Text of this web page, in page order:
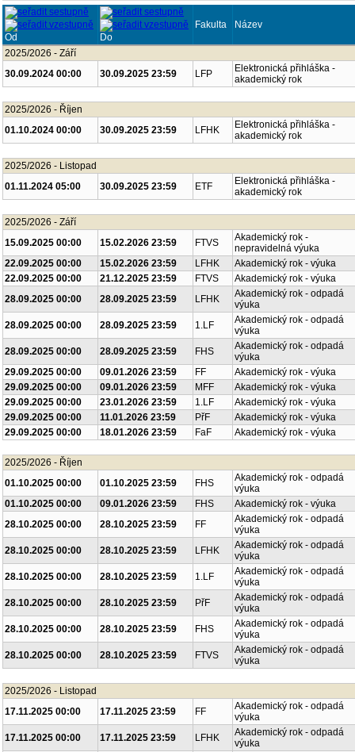
Od Do
Fakulta Název
2025/2026 - Září
30.09.2024 00:00
30.09.2025 23:59 LFP
Elektronická přihláška -
akademický rok
2025/2026 - Říjen
01.10.2024 00:00
30.09.2025 23:59 LFHK
Elektronická přihláška -
akademický rok
2025/2026 - Listopad
01.11.2024 05:00
30.09.2025 23:59 ETF
Elektronická přihláška -
akademický rok
2025/2026 - Září
15.09.2025 00:00
15.02.2026 23:59 FTVS
Akademický rok -
nepravidelná výuka
22.09.2025 00:00
15.02.2026 23:59 LFHK
Akademický rok - výuka
22.09.2025 00:00
21.12.2025 23:59 FTVS
Akademický rok - výuka
28.09.2025 00:00
28.09.2025 23:59 LFHK
Akademický rok - odpadá
výuka
28.09.2025 00:00
28.09.2025 23:59 1.LF
Akademický rok - odpadá
výuka
28.09.2025 00:00
28.09.2025 23:59 FHS
Akademický rok - odpadá
výuka
29.09.2025 00:00
09.01.2026 23:59 FF
Akademický rok - výuka
29.09.2025 00:00
09.01.2026 23:59 MFF
Akademický rok - výuka
29.09.2025 00:00
23.01.2026 23:59 1.LF
Akademický rok - výuka
29.09.2025 00:00
11.01.2026 23:59 PřF
Akademický rok - výuka
29.09.2025 00:00
18.01.2026 23:59 FaF Akademický rok - výuka
2025/2026 - Říjen
01.10.2025 00:00
01.10.2025 23:59 FHS
Akademický rok - odpadá
výuka
01.10.2025 00:00
09.01.2026 23:59 FHS
Akademický rok - výuka
28.10.2025 00:00
28.10.2025 23:59 FF
Akademický rok - odpadá
výuka
28.10.2025 00:00
28.10.2025 23:59 LFHK
Akademický rok - odpadá
výuka
28.10.2025 00:00
28.10.2025 23:59 1.LF
Akademický rok - odpadá
výuka
28.10.2025 00:00
28.10.2025 23:59 PřF
Akademický rok - odpadá
výuka
28.10.2025 00:00
28.10.2025 23:59 FHS
Akademický rok - odpadá
výuka
28.10.2025 00:00
28.10.2025 23:59 FTVS
Akademický rok - odpadá
výuka
2025/2026 - Listopad
17.11.2025 00:00
17.11.2025 23:59 FF
Akademický rok - odpadá
výuka
17.11.2025 00:00
17.11.2025 23:59 LFHK
Akademický rok - odpadá
výuka